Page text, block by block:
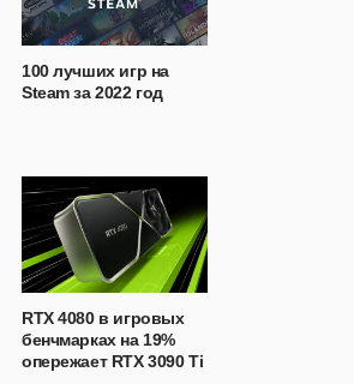
100 лучших игр на
Steam за 2022 год
RTX 4080 в игровых
бенчмарках на 19%
опережает RTX 3090 Ti